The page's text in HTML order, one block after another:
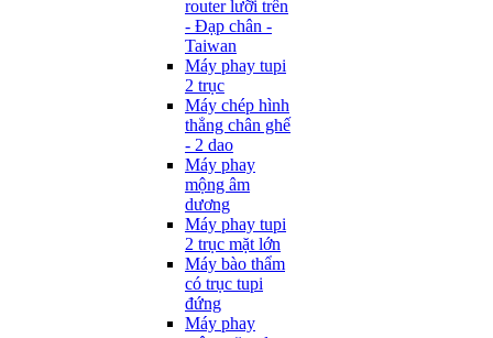
router lưỡi trên
- Đạp chân -
Taiwan
Máy phay tupi
2 trục
Máy chép hình
thẳng chân ghế
- 2 dao
Máy phay
mộng âm
dương
Máy phay tupi
2 trục mặt lớn
Máy bào thẩm
có trục tupi
đứng
Máy phay